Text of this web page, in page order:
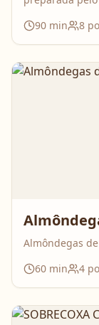
Nesse vídeo,
galinhada,
perfuma a
90 min 8
Almôndegas
60 min 4